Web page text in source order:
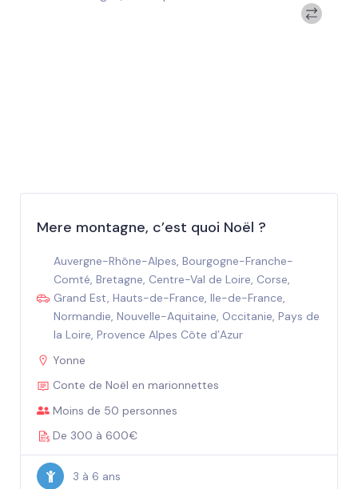
Mere montagne, c’est quoi Noël ?
Auvergne-Rhône-Alpes, Bourgogne-Franche-
Comté, Bretagne, Centre-Val de Loire, Corse,
Grand Est, Hauts-de-France, Ile-de-France,
Normandie, Nouvelle-Aquitaine, Occitanie, Pays de
la Loire, Provence Alpes Côte d’Azur
Yonne
Conte de Noël en marionnettes
Moins de 50 personnes
De 300 à 600€
3 à 6 ans